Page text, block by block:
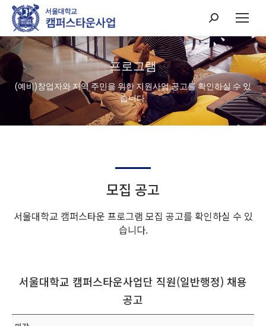
Search:
프로그램
(예비)창업자와 지역 주민을 위한 지원사업 공고를 확인하실 수 있
습니다.
모집 공고
서울대학교 캠퍼스타운 프로그램 모집 공고를 확인하실 수 있
습니다.
서울대학교 캠퍼스타운사업단 직원(일반행정) 채용
공고